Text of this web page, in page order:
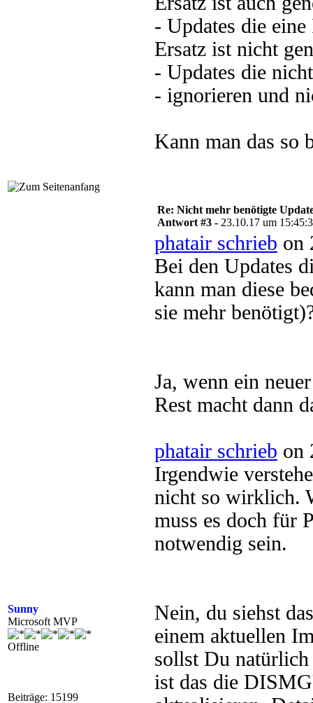
- Updates die
Ersatz ist nicht
- Updates die
- ignorieren und
Kann man das so
Sunny
Microsoft MVP
Offline
Beiträge: 15199
Re: Nicht mehr benötigte
Antwort #3 - 23.10.17 um
phatair schrieb on
Bei den Updates
kann man diese
sie mehr
Ja, wenn ein
Rest macht dann
phatair schrieb on
Irgendwie
nicht so wirklich.
muss es doch für
notwendig sein.
Nein, du siehst
einem aktuellen
sollst Du
ist das die